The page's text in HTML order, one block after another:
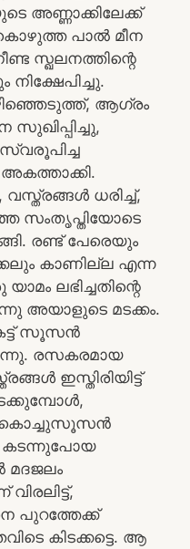
അണ്ണാക്കിലേക്ക്
പാൽ മീന
സ്ഖലനത്തിന്റെ
ആഗ്രം
ധരിച്ച്,
സംതൃപ്തിയോടെ
രണ്ട് പേരെയും
കാണില്ല എന്ന
ലഭിച്ചതിന്റെ
അയാളുടെ മടക്കം.
സൂസൻ
രസകരമായ
ഇസ്തിരിയിട്ട്
കൊച്ചുസൂസൻ
കടന്നുപോയ
വിരലിട്ട്,
പുറത്തേക്ക്
കിടക്കട്ടെ. ആ